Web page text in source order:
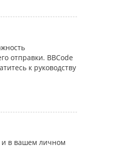
отправки. BBCode
к руководству
и в вашем личном